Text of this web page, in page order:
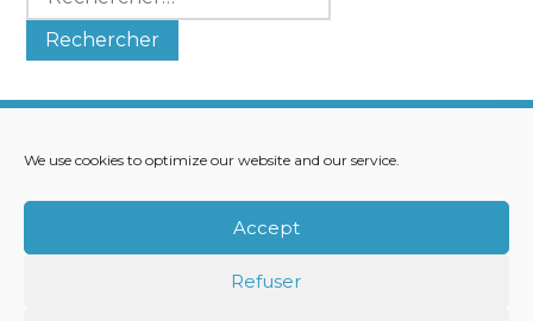
We use cookies to optimize our website and our service.
Accept
Refuser
Principale
NOS SOLUTIONS
RECRUTEMENT
CONTACT